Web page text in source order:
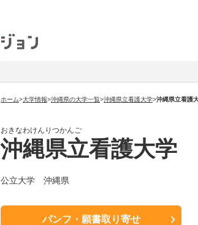
ホーム>大学情報>沖縄県の大学一覧>沖縄県立看護大学>沖縄県立看護
おきなわけんりつかんご
沖縄県立看護大学
公立大学 沖縄県
パンフ・願書取り寄せ